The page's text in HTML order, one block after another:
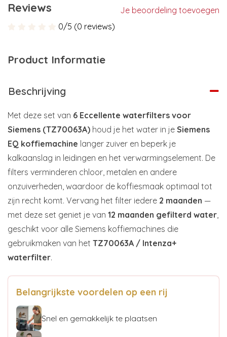
Reviews
Je beoordeling toevoegen
0/5 (0 reviews)
Product Informatie
Beschrijving
Met deze set van 6 Eccellente waterfilters voor
Siemens (TZ70063A) houd je het water in je Siemens
EQ koffiemachine langer zuiver en beperk je
kalkaanslag in leidingen en het verwarmingselement. De
filters verminderen chloor, metalen en andere
onzuiverheden, waardoor de koffiesmaak optimaal tot
zijn recht komt. Vervang het filter iedere 2 maanden —
met deze set geniet je van 12 maanden gefilterd water,
geschikt voor alle Siemens koffiemachines die
gebruikmaken van het TZ70063A / Intenza+
waterfilter.
Belangrijkste voordelen op een rij
Snel en gemakkelijk te plaatsen